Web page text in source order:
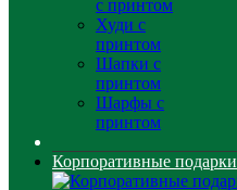
с принтом
Худи с
принтом
Шапки с
принтом
Шарфы с
принтом
Корпоративные подарки